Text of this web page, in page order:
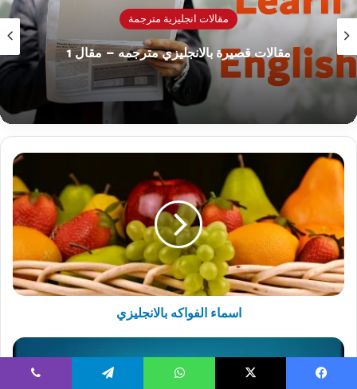
مقالات انجليزية مترجمة
مقالات قصيرة بالانجليزي مترجمه – مقال 1
اسماء
الفواكه
بالانجليزي
اسماء الفواكه بالانجليزي
المبني
للمجهول